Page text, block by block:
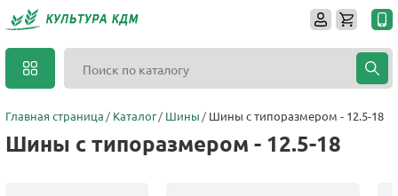
Главная страница Каталог Шины Шины с типоразмером - 12.5-18
Шины с типоразмером - 12.5-18